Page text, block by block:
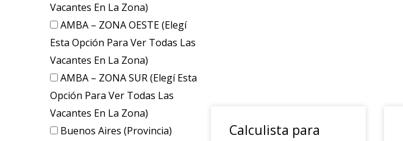
Vacantes En La Zona)
AMBA – ZONA OESTE (elegí
Esta Opción Para Ver Todas Las
Vacantes En La Zona)
AMBA – ZONA SUR (elegí Esta
Opción Para Ver Todas Las
Vacantes En La Zona)
Buenos Aires (provincia)
Calculista para